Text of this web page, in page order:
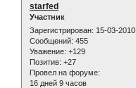
starfed
Участник
Зарегистрирован: 15-03-2010
Сообщений: 455
Уважение: +129
Позитив: +27
Провел на форуме:
16 дней 9 часов